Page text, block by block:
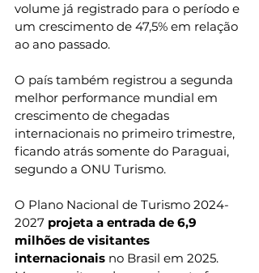
volume já registrado para o período e
um crescimento de 47,5% em relação
ao ano passado.
O país também registrou a segunda
melhor performance mundial em
crescimento de chegadas
internacionais no primeiro trimestre,
ficando atrás somente do Paraguai,
segundo a ONU Turismo.
O Plano Nacional de Turismo 2024-
2027 projeta a entrada de 6,9
milhões de visitantes
internacionais no Brasil em 2025.